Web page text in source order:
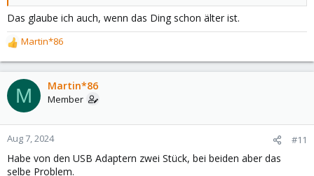
Jetzt habe ich sie gerade wieder mit USB an meinen Windows-PC
angesteckt und kann wieder nicht drauf zugreifen... vielleicht
kommt der USB Adapter mit der 18TB Größe nicht zurecht?!?
Das glaube ich auch, wenn das Ding schon älter ist.
R
e
a
c
t
o
n
:
Martin*86
M Martin*86
Member
Aug 7, 2024 #11
Habe von den USB Adaptern zwei Stück, bei beiden aber das
selbe Problem.